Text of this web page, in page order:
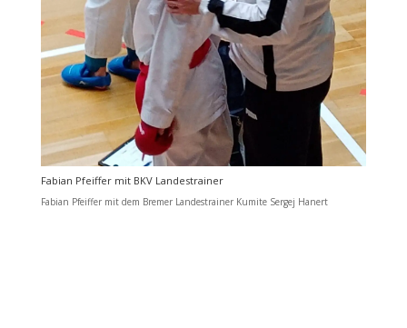
Fabian Pfeiffer mit BKV Landestrainer
Fabian Pfeiffer mit dem Bremer Landestrainer Kumite Sergej Hanert